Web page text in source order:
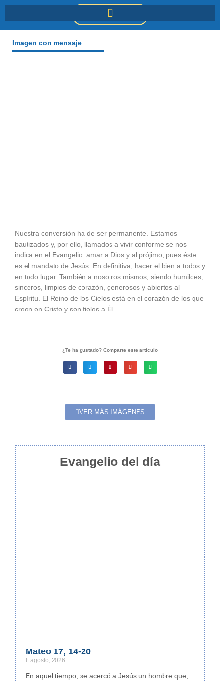
DONACIONES
Imagen con mensaje
Nuestra conversión ha de ser permanente. Estamos
bautizados y, por ello, llamados a vivir conforme se nos
indica en el Evangelio: amar a Dios y al prójimo, pues éste
es el mandato de Jesús. En definitiva, hacer el bien a todos y
en todo lugar. También a nosotros mismos, siendo humildes,
sinceros, limpios de corazón, generosos y abiertos al
Espíritu. El Reino de los Cielos está en el corazón de los que
creen en Cristo y son fieles a Él.
¿Te ha gustado? Comparte este artículo
VER MÁS IMÁGENES
Evangelio del día
Mateo 17, 14-20
8 agosto, 2026
En aquel tiempo, se acercó a Jesús un hombre que,